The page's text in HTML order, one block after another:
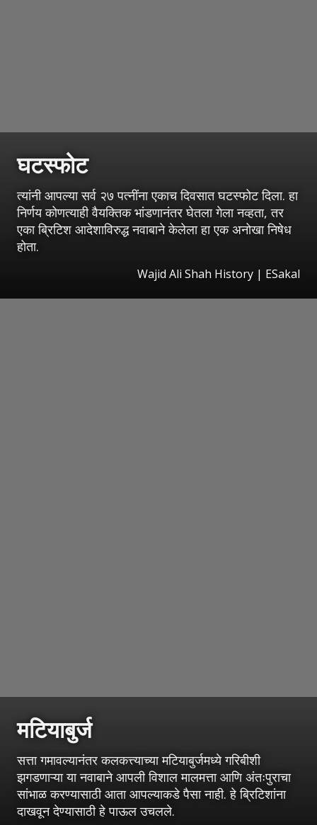
घटस्फोट
त्यांनी आपल्या सर्व २७ पत्नींना एकाच दिवसात घटस्फोट दिला. हा
निर्णय कोणत्याही वैयक्तिक भांडणानंतर घेतला गेला नव्हता, तर
एका ब्रिटिश आदेशाविरुद्ध नवाबाने केलेला हा एक अनोखा निषेध
होता.
Wajid Ali Shah History | ESakal
मटियाबुर्ज
सत्ता गमावल्यानंतर कलकत्त्याच्या मटियाबुर्जमध्ये गरिबीशी
झगडणाऱ्या या नवाबाने आपली विशाल मालमत्ता आणि अंतःपुराचा
सांभाळ करण्यासाठी आता आपल्याकडे पैसा नाही. हे ब्रिटिशांना
दाखवून देण्यासाठी हे पाऊल उचलले.